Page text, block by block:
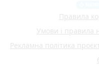
Правила
Умови і правила
Рекламна політика